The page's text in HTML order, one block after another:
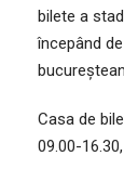
bilete a
începând
Casa de
09.00-